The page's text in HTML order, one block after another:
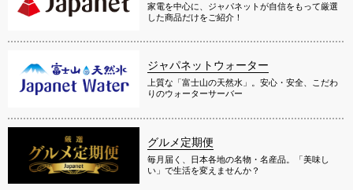
家電を中心に、ジャパネットが自信をもって厳選
した商品だけをご紹介！
ジャパネットウォーター
上質な「富士山の天然水」。安心・安全、こだわ
りのウォーターサーバー
グルメ定期便
毎月届く、日本各地の名物・名産品。「美味し
い」で生活を変えませんか？